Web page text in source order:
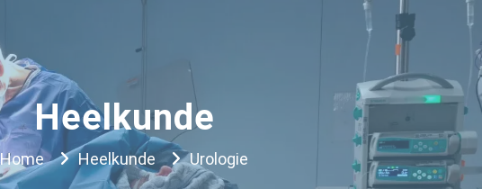
Heelkunde
Home Heelkunde Urologie